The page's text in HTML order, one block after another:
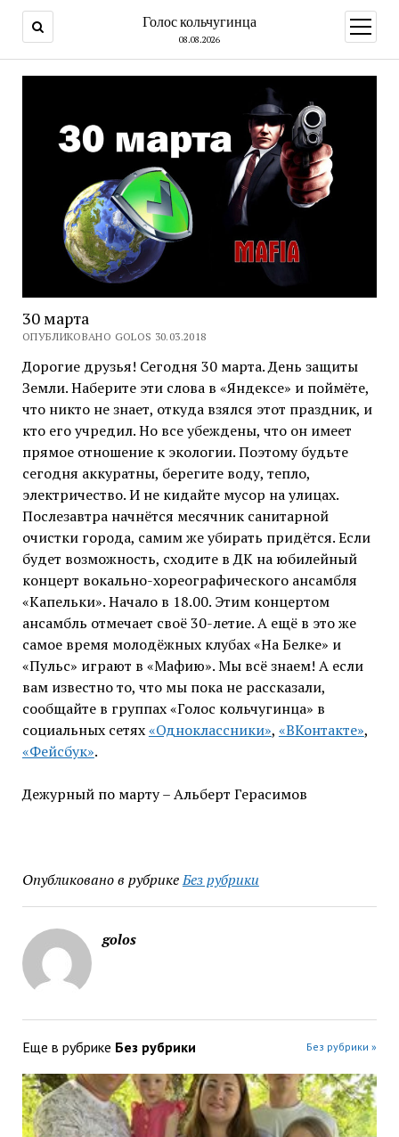
Голос кольчугинца
08.08.2026
меню
30 марта
ОПУБЛИКОВАНО GOLOS 30.03.2018
Дорогие друзья! Сегодня 30 марта. День защиты
Земли. Наберите эти слова в «Яндексе» и поймёте,
что никто не знает, откуда взялся этот праздник, и
кто его учредил. Но все убеждены, что он имеет
прямое отношение к экологии. Поэтому будьте
сегодня аккуратны, берегите воду, тепло,
электричество. И не кидайте мусор на улицах.
Послезавтра начнётся месячник санитарной
очистки города, самим же убирать придётся. Если
будет возможность, сходите в ДК на юбилейный
концерт вокально-хореографического ансамбля
«Капельки». Начало в 18.00. Этим концертом
ансамбль отмечает своё 30-летие. А ещё в это же
самое время молодёжных клубах «На Белке» и
«Пульс» играют в «Мафию». Мы всё знаем! А если
вам известно то, что мы пока не рассказали,
сообщайте в группах «Голос кольчугинца» в
социальных сетях«Одноклассники», «ВКонтакте»,
«Фейсбук».
Дежурный по марту – Альберт Герасимов
Опубликовано в рубрикеБез рубрики
golos
Еще в рубрике Без рубрики Без рубрики »